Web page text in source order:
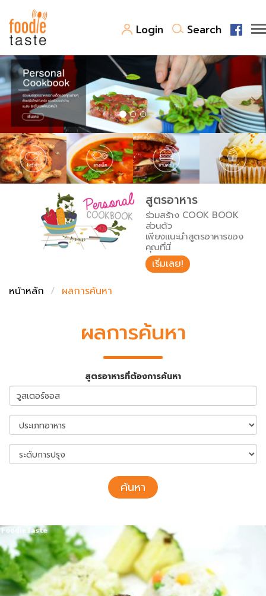
Login Search
สูตรอาหาร
สูตรอาหารล่าสุด
Top Foodie
พาไปชิม
สารพันก้นครัว
เคล็ดลับน่ารู้
เปรียบเทียบหน่วยการตวง
เปรียบเทียบอุณหภูมิ
เปรียบเทียบน้ำหนักวัตถุดิบ
FoodPedia
สร้าง Cookbook
สูตรอาหาร
ร่วมสร้าง COOK BOOK
ส่วนตัว
เพียงแนะนำสูตรอาหารของ
คุณที่นี่
เริ่มเลย!
หน้าหลัก
ผลการค้นหา
ผลการค้นหา
สูตรอาหารที่ต้องการค้นหา
ค้นหา